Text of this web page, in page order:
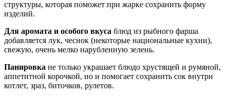
структуры, которая поможет при жарке сохранить форму
изделий.
Для аромата и особого вкуса блюд из рыбного фарша
добавляется лук, чеснок (некоторые национальные кухни),
свежую, очень мелко нарубленную зелень.
Панировка не только украшает блюдо хрустящей и румяной,
аппетитной корочкой, но и помогает сохранить сок внутри
котлет, зраз, биточков, рулетов.